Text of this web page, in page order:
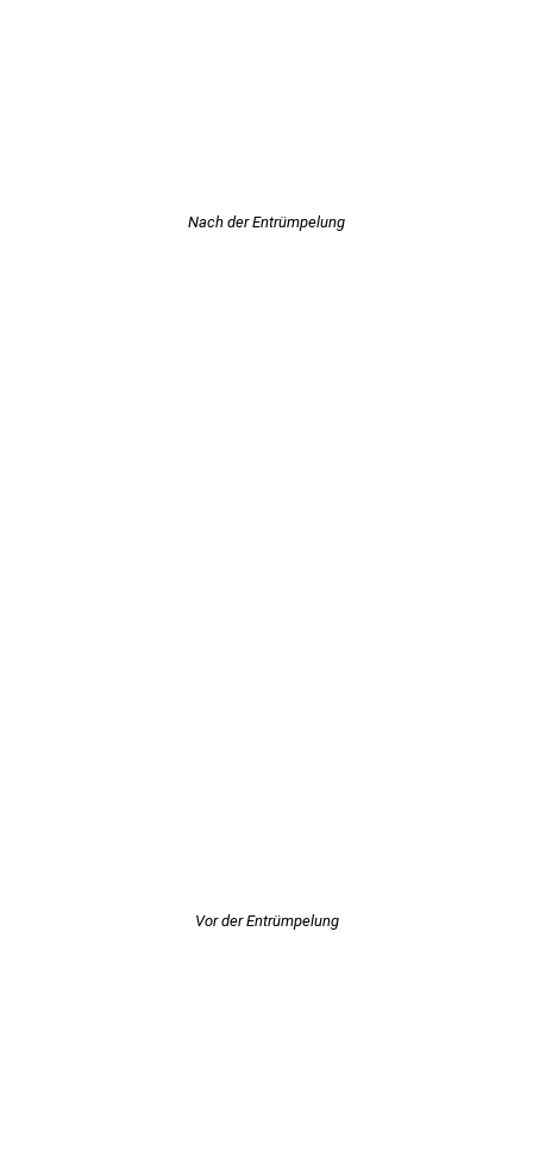
Nach der Entrümpelung
Vor der Entrümpelung